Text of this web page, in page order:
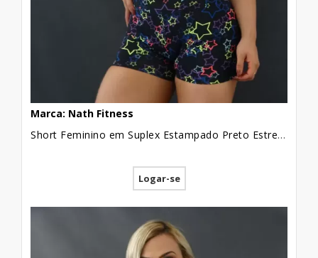
Marca: Nath Fitness
Short Feminino em Suplex Estampado Preto Estrelas Contorno [2109135]
Logar-se